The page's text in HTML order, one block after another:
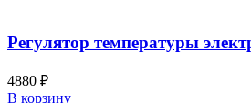
Регулятор температуры
4880 ₽
В корзину